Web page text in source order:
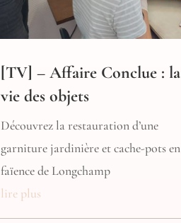
[TV] – Affaire Conclue : la
vie des objets
Découvrez la restauration d’une
garniture jardinière et cache-pots en
faïence de Longchamp
lire plus